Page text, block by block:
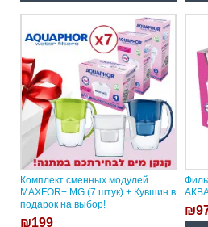
Комплект сменных модулей
MAXFOR+ MG (7 штук) + Кувшин в
подарок на выбор!
₪199